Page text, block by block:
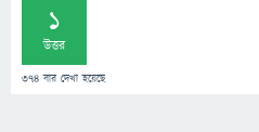
1
উত্তর
374 বার দেখা হয়েছে